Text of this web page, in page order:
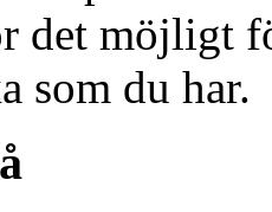
det möjligt
som du har.